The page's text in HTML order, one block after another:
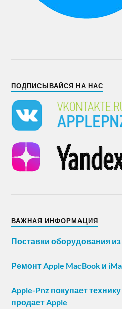
ПОДПИСЫВАЙСЯ НА НАС
ВАЖНАЯ ИНФОРМАЦИЯ
Поставки оборудования
Ремонт Apple MacBook и
Apple-Pnz покупает
продает Apple